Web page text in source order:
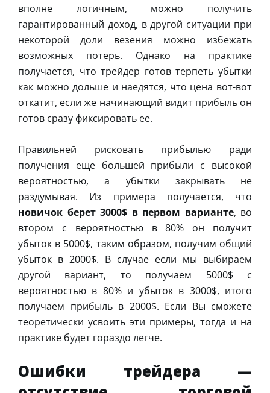
вполне логичным, можно получить
гарантированный доход, в другой ситуации при
некоторой доли везения можно избежать
возможных потерь. Однако на практике
получается, что трейдер готов терпеть убытки
как можно дольше и наедятся, что цена вот-вот
откатит, если же начинающий видит прибыль он
готов сразу фиксировать ее.
Правильней рисковать прибылью ради
получения еще большей прибыли с высокой
вероятностью, а убытки закрывать не
раздумывая. Из примера получается, что
новичок берет 3000$ в первом варианте, во
втором с вероятностью в 80% он получит
убыток в 5000$, таким образом, получим общий
убыток в 2000$. В случае если мы выбираем
другой вариант, то получаем 5000$ с
вероятностью в 80% и убыток в 3000$, итого
получаем прибыль в 2000$. Если Вы сможете
теоретически усвоить эти примеры, тогда и на
практике будет гораздо легче.
Ошибки трейдера —